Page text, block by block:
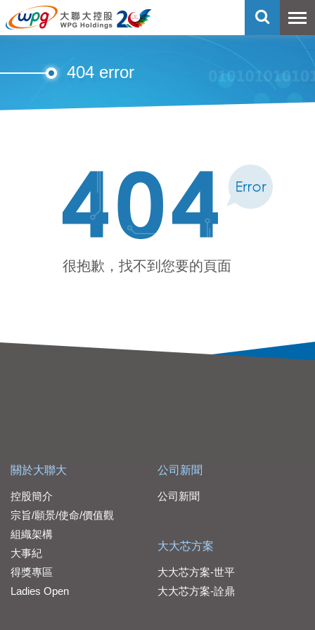
404 error
很抱歉，找不到您要的頁面
關於大聯大
控股簡介
宗旨/願景/使命/價值觀
組織架構
大事紀
得獎專區
Ladies Open
公司新聞
公司新聞
大大芯方案
大大芯方案-世平
大大芯方案-詮鼎